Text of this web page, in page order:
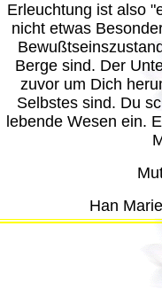
Erleuchtung ist also
nicht etwas
Berge sind. Der
zuvor um Dich
Selbstes sind. Du
lebende Wesen ein.
Han